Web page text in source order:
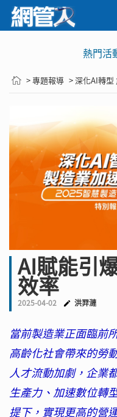
熱門活
> 專題報導 > 深化AI轉
AI賦能引
效率
2025-04-02 洪羿漣
當前製造業正面臨前
高齡化社會帶來的勞
人才流動加劇，企業
生產力、加速數位轉
提下，實現更高的營